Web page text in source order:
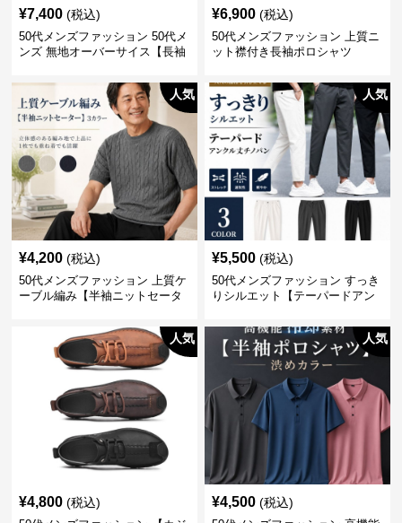
¥7,400 (税込)
50代メンズファッション 50代メ
ンズ 無地オーバーサイス【長袖
¥6,900 (税込)
50代メンズファッション 上質ニ
ット襟付き長袖ポロシャツ
人気
¥4,200 (税込)
50代メンズファッション 上質ケ
ーブル編み【半袖ニットセータ
人気
¥5,500 (税込)
50代メンズファッション すっき
りシルエット【テーパードアン
人気
¥4,800 (税込)
人気
¥4,500 (税込)